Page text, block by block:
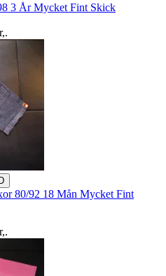
3 År Mycket Fint Skick
,.
80/92 18 Mån Mycket Fint
,.